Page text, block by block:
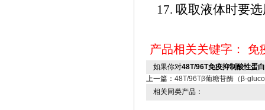
17. 吸取液体时要
产品相关关键字： 免
如果你对48T/96T免疫抑制酸性蛋
上一篇： 48T/96Tβ葡糖苷酶（β-
相关同类产品：